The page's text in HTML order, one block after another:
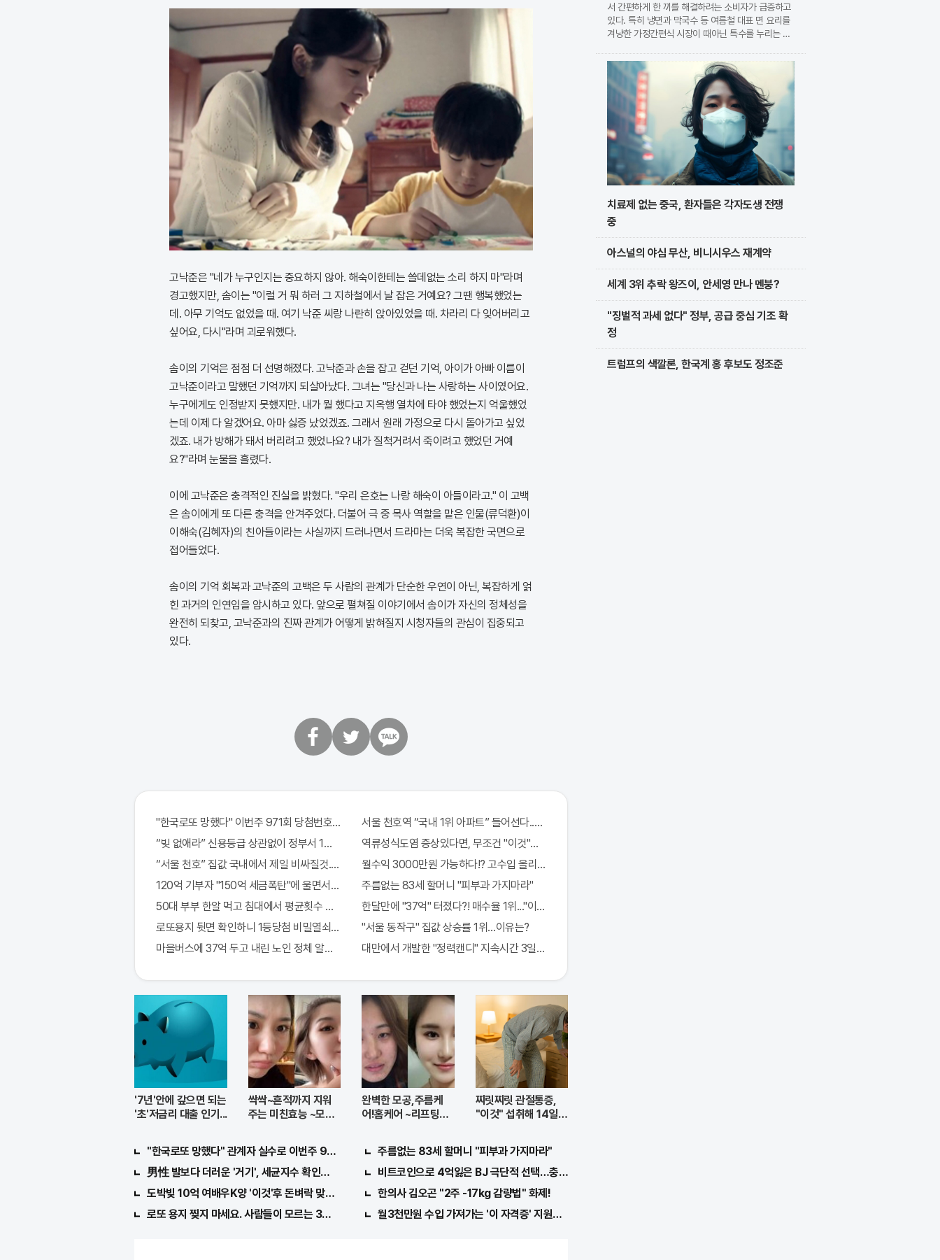
고낙준은 "네가 누구인지는 중요하지 않아. 해숙이한테는 쓸데없는 소리 하지 마"라며
경고했지만, 솜이는 "이럴 거 뭐 하러 그 지하철에서 날 잡은 거예요? 그땐 행복했었는
데. 아무 기억도 없었을 때. 여기 낙준 씨랑 나란히 앉아있었을 때. 차라리 다 잊어버리고
싶어요, 다시"라며 괴로워했다.
솜이의 기억은 점점 더 선명해졌다. 고낙준과 손을 잡고 걷던 기억, 아이가 아빠 이름이
고낙준이라고 말했던 기억까지 되살아났다. 그녀는 "당신과 나는 사랑하는 사이였어요.
누구에게도 인정받지 못했지만. 내가 뭘 했다고 지옥행 열차에 타야 했었는지 억울했었
는데 이제 다 알겠어요. 아마 싫증 났었겠죠. 그래서 원래 가정으로 다시 돌아가고 싶었
겠죠. 내가 방해가 돼서 버리려고 했었나요? 내가 질척거려서 죽이려고 했었던 거예
요?"라며 눈물을 흘렸다.
이에 고낙준은 충격적인 진실을 밝혔다. "우리 은호는 나랑 해숙이 아들이라고." 이 고백
은 솜이에게 또 다른 충격을 안겨주었다. 더불어 극 중 목사 역할을 맡은 인물(류덕환)이
이해숙(김혜자)의 친아들이라는 사실까지 드러나면서 드라마는 더욱 복잡한 국면으로
접어들었다.
솜이의 기억 회복과 고낙준의 고백은 두 사람의 관계가 단순한 우연이 아닌, 복잡하게 얽
힌 과거의 인연임을 암시하고 있다. 앞으로 펼쳐질 이야기에서 솜이가 자신의 정체성을
완전히 되찾고, 고낙준과의 진짜 관계가 어떻게 밝혀질지 시청자들의 관심이 집중되고
있다.
북
톡
"한국로또 망했다" 이번주 971회 당첨번호 6자리 모두 유출...관계자 실수로 "비상"!
“빚 없애라” 신용등급 상관없이 정부서 1억지원!
“서울 천호” 집값 국내에서 제일 비싸질것..이유는?
120억 기부자 "150억 세금폭탄"에 울면서 한 말이..!
50대 부부 한알 먹고 침대에서 평균횟수 하루5번?
로또용지 뒷면 확인하니 1등당첨 비밀열쇠 발견돼
마을버스에 37억 두고 내린 노인 정체 알고보니..!
서울 천호역 “국내 1위 아파트” 들어선다..충격!
역류성식도염 증상있다면, 무조건 "이것"의심하세요. 간단치료법 나왔다!
월수익 3000만원 가능하다!? 고수입 올리는 이 "자격증"에 몰리는 이유 알고보니…
주름없는 83세 할머니 "피부과 가지마라"
한달만에 "37억" 터졌다?! 매수율 1위..."이종목" 당장사라!
"서울 동작구" 집값 상승률 1위…이유는?
대만에서 개발한 "정력캔디" 지속시간 3일! 충격!
'7년'안에 갚으면 되는
'초'저금리 대출 인기...
싹싹~흔적까지 지워
주는 미친효능 ~모공
완벽한 모공,주름케
어!홈케어 ~리프팅모
찌릿찌릿 관절통증,
"이것" 섭취해 14일만
"한국로또 망했다" 관계자 실수로 이번주 971회차 번호 6자리 공개!? 꼭 확인해라!
男性 발보다 더러운 '거기', 세균지수 확인해보니..충격!
도박빚 10억 여배우K양 '이것'후 돈벼락 맞아..
로또 용지 찢지 마세요. 사람들이 모르는 3가지!!
주름없는 83세 할머니 "피부과 가지마라"
비트코인으로 4억잃은 BJ 극단적 선택…충격!
한의사 김오곤 "2주 -17kg 감량법" 화제!
월3천만원 수입 가져가는 '이 자격증' 지원자 몰려!
서 간편하게 한 끼를 해결하려는 소비자가 급증하고
있다. 특히 냉면과 막국수 등 여름철 대표 면 요리를
겨냥한 가정간편식 시장이 때아닌 특수를 누리는 모
현한 고품질 제품을 앞세워 시장 점유율 확대에 박차
를 가하고
치료제 없는 중국, 환자들은 각자도생 전쟁
중
아스널의 야심 무산, 비니시우스 재계약
세계 3위 추락 왕즈이, 안세영 만나 멘붕?
"징벌적 과세 없다" 정부, 공급 중심 기조 확
정
트럼프의 색깔론, 한국계 홍 후보도 정조준